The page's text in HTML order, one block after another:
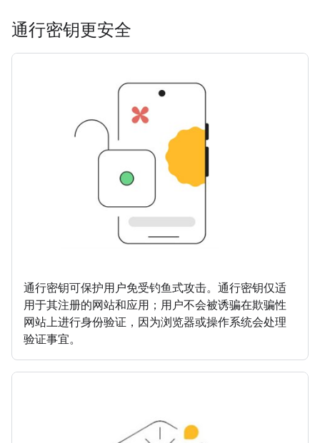
通行密钥更安全
通行密钥可保护用户免受钓鱼式攻击。通行密钥仅适
用于其注册的网站和应用；用户不会被诱骗在欺骗性
网站上进行身份验证，因为浏览器或操作系统会处理
验证事宜。